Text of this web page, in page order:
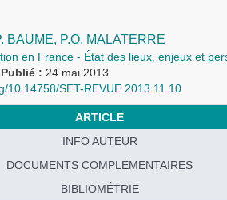
BAUME, P.O. MALATERRE
en France - État des lieux, enjeux et
Publié : 24 mai 2013
10.14758/SET-REVUE.2013.11.10
ARTICLE
INFO AUTEUR
DOCUMENTS COMPLÉMENTAIRES
BIBLIOMÉTRIE